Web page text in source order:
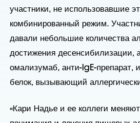
участники, не использовавшие
комбинированный режим.
давали небольшие количества
достижения десенсибилизации,
омализумаб, анти-IgE-препарат,
белок, вызывающий
«Кари Надье и ее коллеги